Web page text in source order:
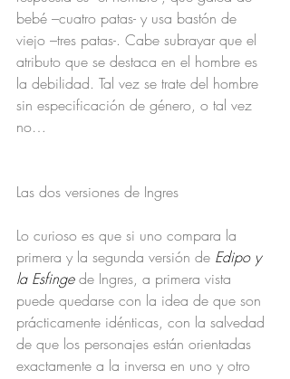
bebé –cuatro patas- y usa bastón de
viejo –tres patas-. Cabe subrayar que el
atributo que se destaca en el hombre es
la debilidad. Tal vez se trate del hombre
sin especificación de género, o tal vez
no…
Las dos versiones de Ingres
Lo curioso es que si uno compara la
primera y la segunda versión de Edipo y
la Esfinge de Ingres, a primera vista
puede quedarse con la idea de que son
prácticamente idénticas, con la salvedad
de que los personajes están orientadas
exactamente a la inversa en uno y otro